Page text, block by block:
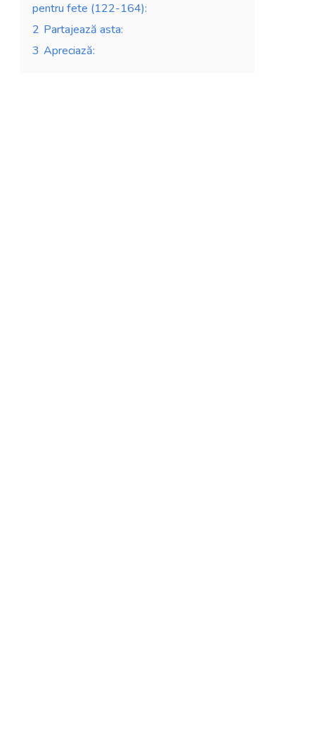
pentru fete (122-164):
2 Partajează asta:
3 Apreciază: